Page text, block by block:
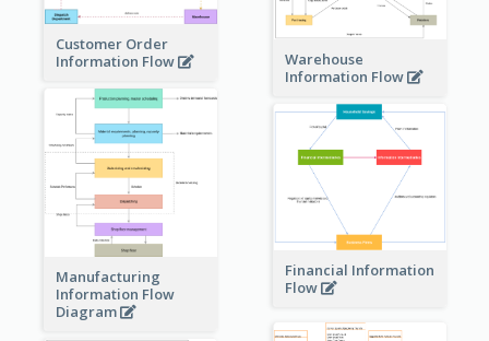
Customer Order
Information Flow
Warehouse
Information Flow
Manufacturing
Information Flow
Diagram
Financial Information
Flow